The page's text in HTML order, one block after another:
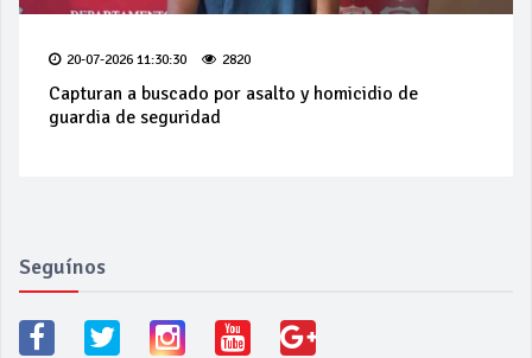
20-07-2026 11:30:30 2820
Capturan a buscado por asalto y homicidio de
guardia de seguridad
Seguínos